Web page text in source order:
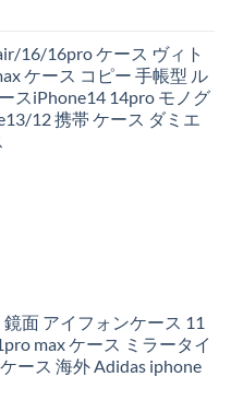
16/16pro ケース ヴィト
ケース コピー 手帳型 ル
スiPhone14 14pro モノグ
12 携帯 ケース ダミエ
面 アイフォンケース 11
max ケース ミラータイ
ース 海外 Adidas iphone